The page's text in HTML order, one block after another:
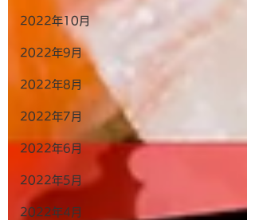
2022年10月
2022年9月
2022年8月
2022年7月
2022年6月
2022年5月
2022年4月